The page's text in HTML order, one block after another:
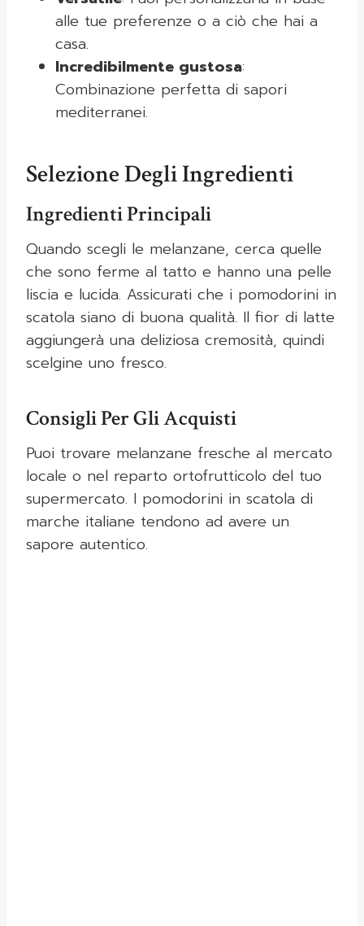
alle tue preferenze o a ciò che hai a
casa.
Incredibilmente gustosa:
Combinazione perfetta di sapori
mediterranei.
Selezione Degli Ingredienti
Ingredienti Principali
Quando scegli le melanzane, cerca quelle
che sono ferme al tatto e hanno una pelle
liscia e lucida. Assicurati che i pomodorini in
scatola siano di buona qualità. Il fior di latte
aggiungerà una deliziosa cremosità, quindi
scelgine uno fresco.
Consigli Per Gli Acquisti
Puoi trovare melanzane fresche al mercato
locale o nel reparto ortofrutticolo del tuo
supermercato. I pomodorini in scatola di
marche italiane tendono ad avere un
sapore autentico.